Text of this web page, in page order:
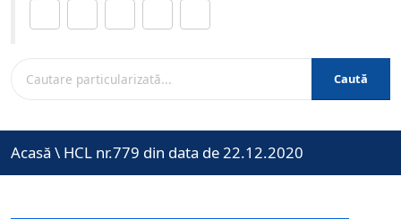
Caută
Acasă \ HCL nr.779 din data de 22.12.2020